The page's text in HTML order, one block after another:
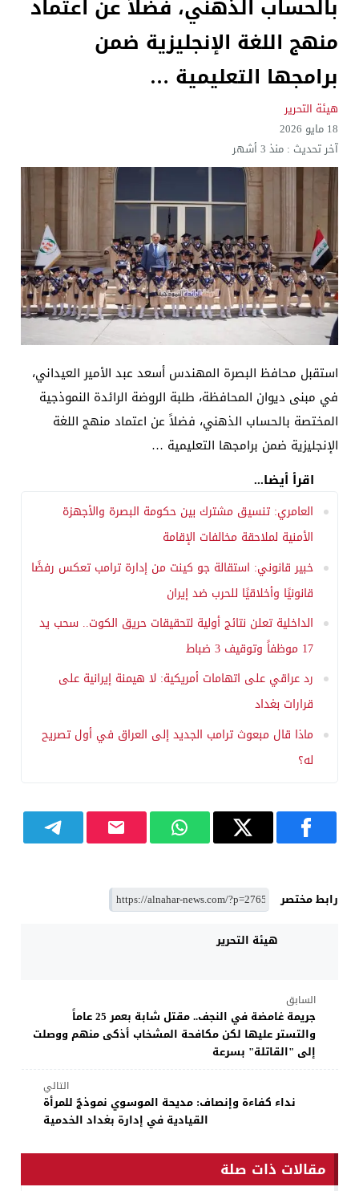
بالحساب الذهني، فضلاً عن اعتماد
منهج اللغة الإنجليزية ضمن
برامجها التعليمية …
هيئة التحرير
18 مايو 2026
آخر تحديث :منذ 3 أشهر
استقبل محافظ البصرة المهندس أسعد عبد الأمير العيداني،
في مبنى ديوان المحافظة، طلبة الروضة الرائدة النموذجية
المختصة بالحساب الذهني، فضلاً عن اعتماد منهج اللغة
الإنجليزية ضمن برامجها التعليمية …
اقرأ أيضا...
العامري: تنسيق مشترك بين حكومة البصرة والأجهزة
الأمنية لملاحقة مخالفات الإقامة
خبير قانوني: استقالة جو كينت من إدارة ترامب تعكس رفضًا
قانونيًا وأخلاقيًا للحرب ضد إيران
الداخلية تعلن نتائج أولية لتحقيقات حريق الكوت.. سحب يد
17 موظفاً وتوقيف 3 ضباط
رد عراقي على اتهامات أمريكية: لا هيمنة إيرانية على
قرارات بغداد
ماذا قال مبعوث ترامب الجديد إلى العراق في أول تصريح
له؟
رابط مختصر
هيئة التحرير
السابق
جريمة غامضة في النجف.. مقتل شابة بعمر 25 عاماً
والتستر عليها لكن مكافحة المشخاب أذكى منهم ووصلت
إلى "القاتلة" بسرعة
التالي
نداء كفاءة وإنصاف: مديحة الموسوي نموذجٌ للمرأة
القيادية في إدارة بغداد الخدمية
مقالات ذات صلة